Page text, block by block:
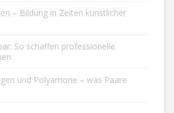
– Bildung in Zeiten künstlicher
So schaffen professionelle
und Polyamorie – was Paare